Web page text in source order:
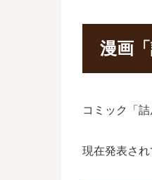
漫画
コミック「
現在発表さ